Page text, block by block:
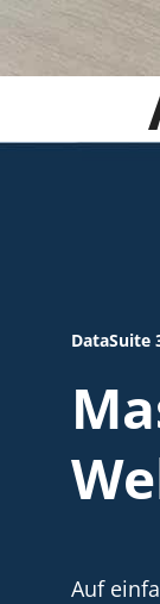
DataSuite
Auf